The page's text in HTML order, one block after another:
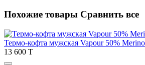
Похожие товары Сравнить все
Термо-кофта мужская Vapour 50%
13 600 T